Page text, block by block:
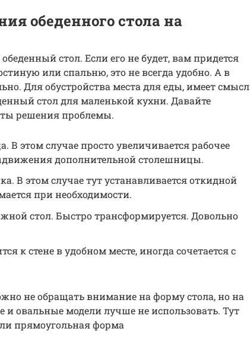
обеденного стола на
стол. Если его не будет, вам придется
или спальню, это не всегда удобно. А в
Для обустройства места для еды, имеет смысл
стол для маленькой кухни. Давайте
решения проблемы.
этом случае просто увеличивается рабочее
дополнительной столешницы.
В этом случае тут устанавливается откидной
при необходимости.
стол. Быстро трансформируется. Довольно
к стене в удобном месте, иногда сочетается с
не обращать внимание на форму стола, но на
овальные модели лучше не использовать. Тут
прямоугольная форма